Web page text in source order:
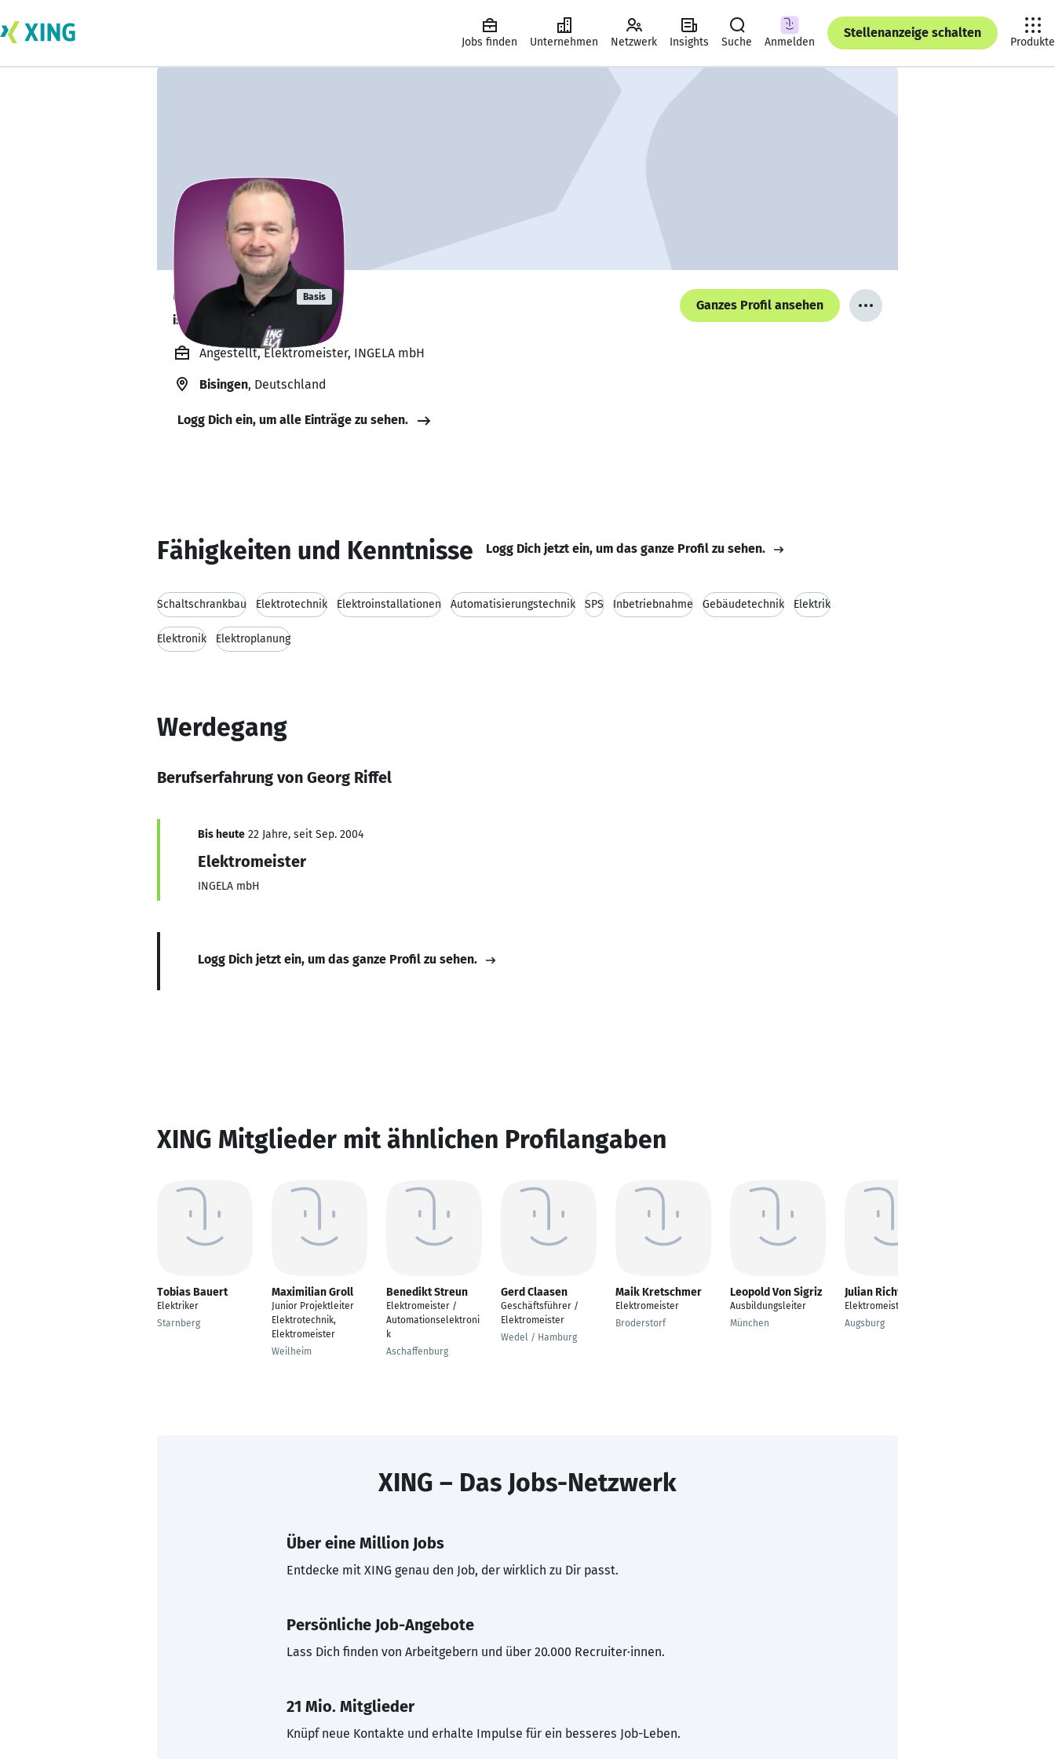
Jobs finden Unternehmen Netzwerk Insights Suche Anmelden
Stellenanzeige schalten
Produkte
Georg Riffel Basis
ist offen für Projekte. 🔎
Ganzes Profil ansehen
Angestellt, Elektromeister, INGELA mbH
Bisingen, Deutschland
Logg Dich ein, um alle Einträge zu sehen.
Fähigkeiten und Kenntnisse Logg Dich jetzt ein, um das ganze Profil zu sehen.
Schaltschrankbau Elektrotechnik Elektroinstallationen Automatisierungstechnik SPS Inbetriebnahme Gebäudetechnik Elektrik
Elektronik Elektroplanung
Werdegang
Berufserfahrung von Georg Riffel
Bis heute 22 Jahre, seit Sep. 2004
Elektromeister
INGELA mbH
Logg Dich jetzt ein, um das ganze Profil zu sehen.
XING Mitglieder mit ähnlichen Profilangaben
Tobias Bauert
Elektriker
Starnberg
Maximilian Groll
Junior Projektleiter
Elektrotechnik,
Elektromeister
Weilheim
Benedikt Streun
Elektromeister /
Automationselektroni
k
Aschaffenburg
Gerd Claasen
Geschäftsführer /
Elektromeister
Wedel / Hamburg
Maik Kretschmer
Elektromeister
Broderstorf
Leopold Von Sigriz
Ausbildungsleiter
München
Julian Richter
Elektromeister
Augsburg
XING – Das Jobs-Netzwerk
Über eine Million Jobs
Entdecke mit XING genau den Job, der wirklich zu Dir passt.
Persönliche Job-Angebote
Lass Dich finden von Arbeitgebern und über 20.000 Recruiter·innen.
21 Mio. Mitglieder
Knüpf neue Kontakte und erhalte Impulse für ein besseres Job-Leben.